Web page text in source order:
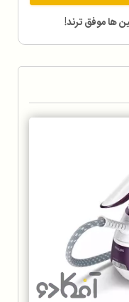
ها موفق ترند!